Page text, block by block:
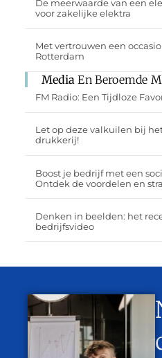
De meerwaarde van een
voor zakelijke elektra
Met vertrouwen een
Rotterdam
Media En Beroemde
FM Radio: Een Tijdloze
Let op deze valkuilen bij
drukkerij!
Boost je bedrijf met een
Ontdek de voordelen en
Denken in beelden: het
bedrijfsvideo